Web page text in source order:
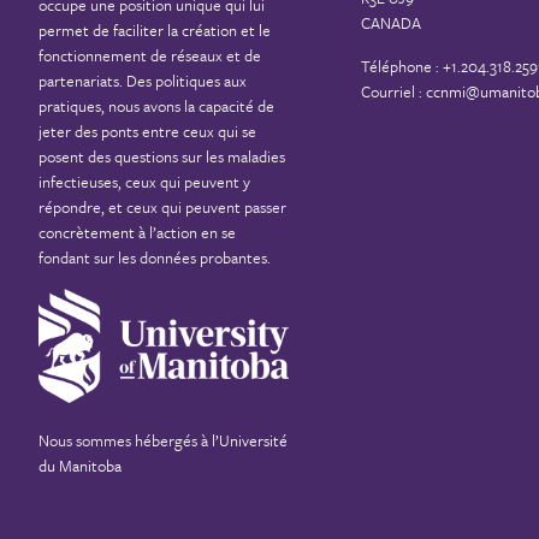
permet de faciliter la création et le
fonctionnement de réseaux et de
partenariats. Des politiques aux
pratiques, nous avons la capacité de
jeter des ponts entre ceux qui se
posent des questions sur les maladies
infectieuses, ceux qui peuvent y
répondre, et ceux qui peuvent passer
concrètement à l’action en se
fondant sur les données probantes.
Nous sommes hébergés à l’Université
du Manitoba
CANADA
Téléphone :
Courriel :